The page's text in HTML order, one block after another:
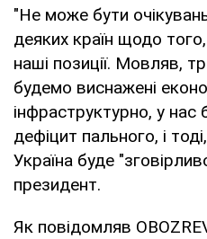
"Не може бути
деяких країн щодо
наші позиції. Мовляв,
будемо виснажені
інфраструктурно, у
дефіцит пального, і
Україна буде
президент.
Як повідомляв